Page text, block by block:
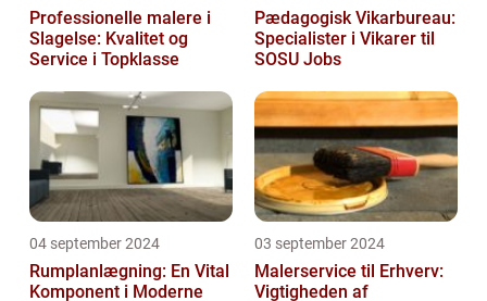
Professionelle malere i
Slagelse: Kvalitet og
Service i Topklasse
Pædagogisk Vikarbureau:
Specialister i Vikarer til
SOSU Jobs
04 september 2024
Rumplanlægning: En Vital
Komponent i Moderne
03 september 2024
Malerservice til Erhverv:
Vigtigheden af